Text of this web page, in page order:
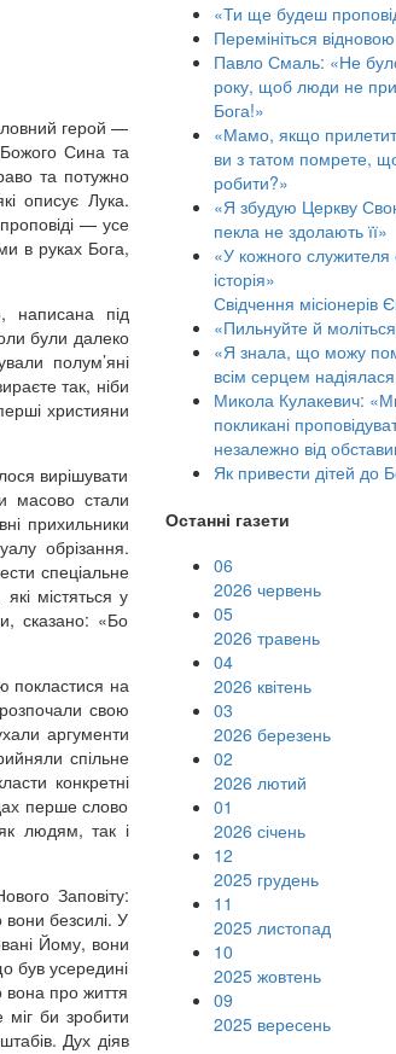
герой —
Божого Сина та
та потужно
описує Лука.
— усе
в руках Бога,
написана під
були далеко
полум’яні
так, ніби
християни
вирішувати
масово стали
прихильники
обрізання.
спеціальне
містяться у
сказано: «Бо
покластися на
свою
аргументи
спільне
конкретні
перше слово
людям, так і
Заповіту:
безсилі. У
Йому, вони
був усередині
вона про життя
би зробити
Дух діяв
«Ти ще будеш
Перемініться
Павло Смаль: «Не
року, щоб люди не
Бога!»
«Мамо, якщо
ви з татом помрете,
робити?»
«Я збудую Церкву
пекла не здолають її»
«У кожного служителя
історія»
Свідчення місіонерів
«Пильнуйте й
«Я знала, що можу
всім серцем
Микола Кулакевич:
покликані
незалежно від
Як привести дітей до
Останні газети
06
2026 червень
05
2026 травень
04
2026 квітень
03
2026 березень
02
2026 лютий
01
2026 січень
12
2025 грудень
11
2025 листопад
10
2025 жовтень
09
2025 вересень